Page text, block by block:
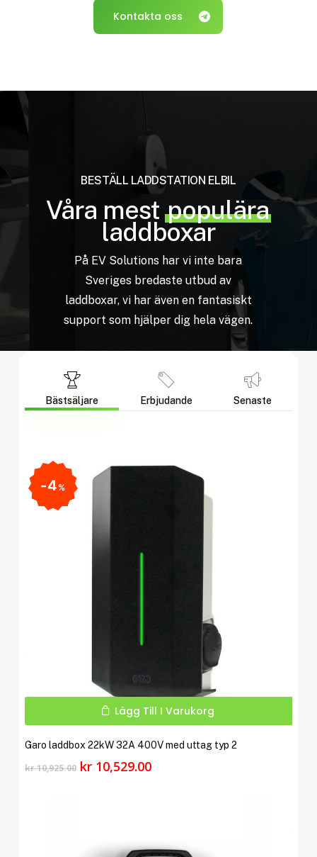
Kontakta oss
BESTÄLL LADDSTATION ELBIL
Våra mestpopulära
laddboxar
På EV Solutions har vi inte bara
Sveriges bredaste utbud av
laddboxar, vi har även en fantasiskt
support som hjälper dig hela vägen.
Bästsäljare Erbjudande Senaste
4%
Lägg Till I Varukorg
Garo laddbox 22kW 32A 400V med uttag typ 2
kr10,925.00 Det
kr10,529.00Det